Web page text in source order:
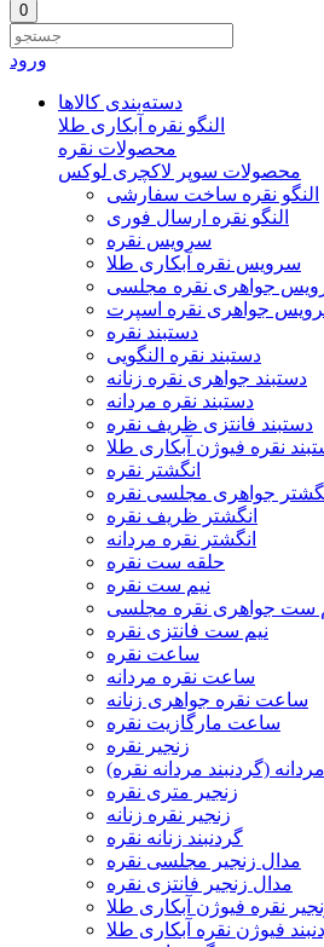
0
ورود
دسته‌بندی‌ کالاها
النگو نقره آبکاری طلا
محصولات نقره
محصولات سوپر لاکچری لوکس
النگو نقره ساخت سفارشی
النگو نقره ارسال فوری
سرویس نقره
سرویس نقره آبکاری طلا
جواهری نقره مجلسی
جواهری نقره اسپرت
دستبند نقره
دستبند نقره النگویی
دستبند جواهری نقره زنانه
دستبند نقره مردانه
دستبند فانتزی ظریف نقره
نقره فیوژن آبکاری طلا
انگشتر نقره
جواهری مجلسی نقره
انگشتر ظریف نقره
انگشتر نقره مردانه
حلقه ست نقره
نیم ست نقره
ست جواهری نقره مجلسی
نیم ست فانتزی نقره
ساعت نقره
ساعت نقره مردانه
ساعت نقره جواهری زنانه
ساعت مارگازیت نقره
زنجیر نقره
(گردنبند مردانه نقره)
زنجیر متری نقره
زنجیر نقره زنانه
گردنبند زنانه نقره
مدال زنجیر مجلسی نقره
مدال زنجیر فانتزی نقره
نقره فیوژن آبکاری طلا
فیوژن نقره آبکاری طلا